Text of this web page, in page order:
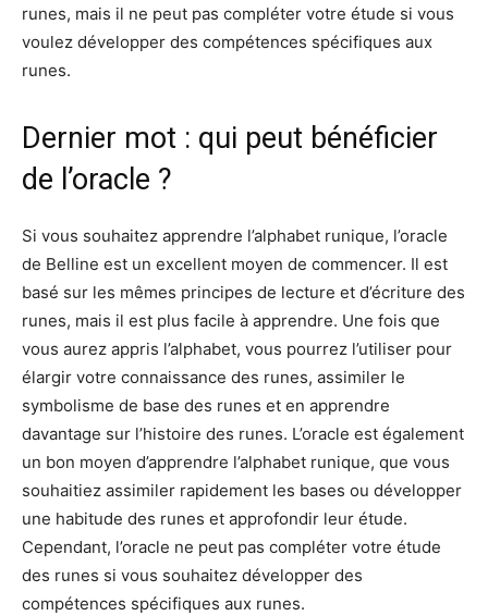
runes, mais il ne peut pas compléter votre étude si vous
voulez développer des compétences spécifiques aux
runes.
Dernier mot : qui peut bénéficier
de l’oracle ?
Si vous souhaitez apprendre l’alphabet runique, l’oracle
de Belline est un excellent moyen de commencer. Il est
basé sur les mêmes principes de lecture et d’écriture des
runes, mais il est plus facile à apprendre. Une fois que
vous aurez appris l’alphabet, vous pourrez l’utiliser pour
élargir votre connaissance des runes, assimiler le
symbolisme de base des runes et en apprendre
davantage sur l’histoire des runes. L’oracle est également
un bon moyen d’apprendre l’alphabet runique, que vous
souhaitiez assimiler rapidement les bases ou développer
une habitude des runes et approfondir leur étude.
Cependant, l’oracle ne peut pas compléter votre étude
des runes si vous souhaitez développer des
compétences spécifiques aux runes.